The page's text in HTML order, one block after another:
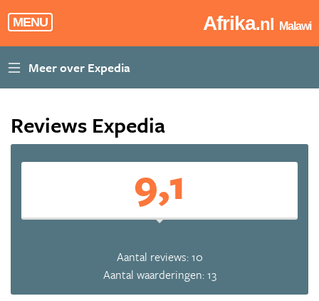
MENU Afrika.nl Malawi
Reviews Expedia
9,1
Aantal reviews: 10
Aantal waarderingen: 13